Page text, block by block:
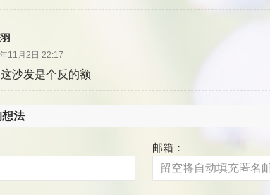
11月2日 22:17
沙发是个反的额
想法
邮箱：